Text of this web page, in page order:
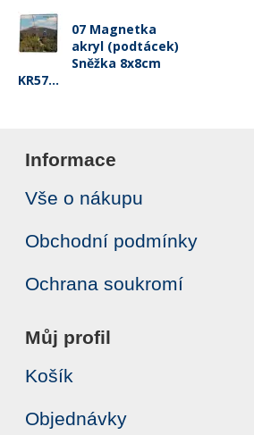
07 Magnetka
akryl (podtácek)
Sněžka 8x8cm
KR57...
Informace
Vše o nákupu
Obchodní podmínky
Ochrana soukromí
Můj profil
Košík
Objednávky